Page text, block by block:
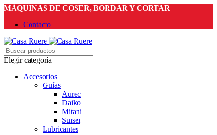
MÁQUINAS DE COSER, BORDAR Y CORTAR
Contacto
Elegir categoría
Accesorios
Guías
Aurec
Daiko
Mitani
Suisei
Lubricantes